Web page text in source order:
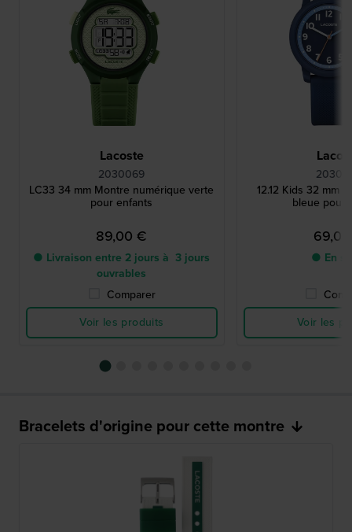
Lacoste
2030069
LC33 34 mm Montre numérique verte
pour enfants
89,00 €
● Livraison entre 2 jours à 3 jours
ouvrables
Comparer
Voir les produits
12.12 Kids 32 mm
bleue pour
● En
Voir les
Bracelets d'origine pour cette montre